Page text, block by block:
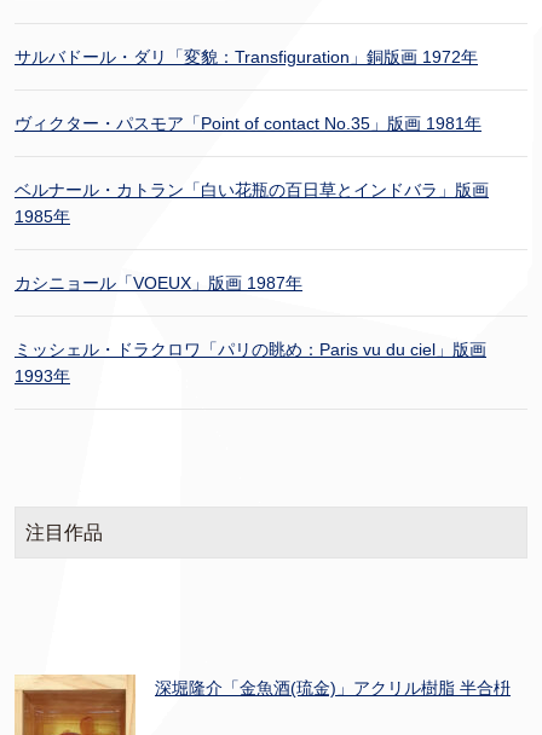
サルバドール・ダリ「変貌：Transfiguration」銅版画 1972年
ヴィクター・パスモア「Point of contact No.35」版画 1981年
ベルナール・カトラン「白い花瓶の百日草とインドバラ」版画
1985年
カシニョール「VOEUX」版画 1987年
ミッシェル・ドラクロワ「パリの眺め：Paris vu du ciel」版画
1993年
注目作品
深堀隆介「金魚酒(琉金)」アクリル樹脂 半合枡